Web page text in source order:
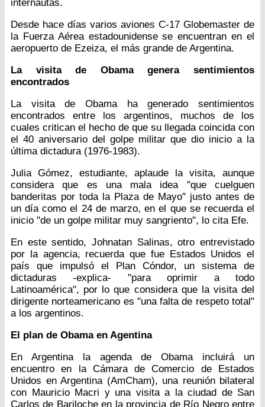
internautas.
Desde hace días varios aviones C-17 Globemaster de
la Fuerza Aérea estadounidense se encuentran en el
aeropuerto de Ezeiza, el más grande de Argentina.
La visita de Obama genera sentimientos
encontrados
La visita de Obama ha generado sentimientos
encontrados entre los argentinos, muchos de los
cuales critican el hecho de que su llegada coincida con
el 40 aniversario del golpe militar que dio inicio a la
última dictadura (1976-1983).
Julia Gómez, estudiante, aplaude la visita, aunque
considera que es una mala idea "que cuelguen
banderitas por toda la Plaza de Mayo" justo antes de
un día como el 24 de marzo, en el que se recuerda el
inicio "de un golpe militar muy sangriento", lo cita Efe.
En este sentido, Johnatan Salinas, otro entrevistado
por la agencia, recuerda que fue Estados Unidos el
país que impulsó el Plan Cóndor, un sistema de
dictaduras -explica- "para oprimir a todo
Latinoamérica", por lo que considera que la visita del
dirigente norteamericano es "una falta de respeto total"
a los argentinos.
El plan de Obama en Agentina
En Argentina la agenda de Obama incluirá un
encuentro en la Cámara de Comercio de Estados
Unidos en Argentina (AmCham), una reunión bilateral
con Mauricio Macri y una visita a la ciudad de San
Carlos de Bariloche en la provincia de Río Negro entre